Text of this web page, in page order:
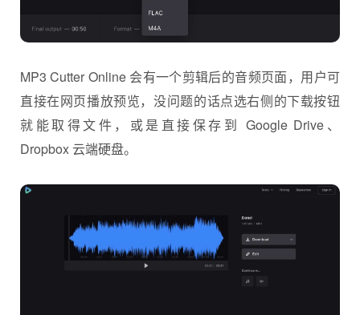
MP3 Cutter Online 会有一个剪辑后的音频页面，用户可
直接在网页播放预览，没问题的话点选右侧的下载按钮
就能取得文件，或是直接保存到 Google Drive、
Dropbox 云端硬盘。